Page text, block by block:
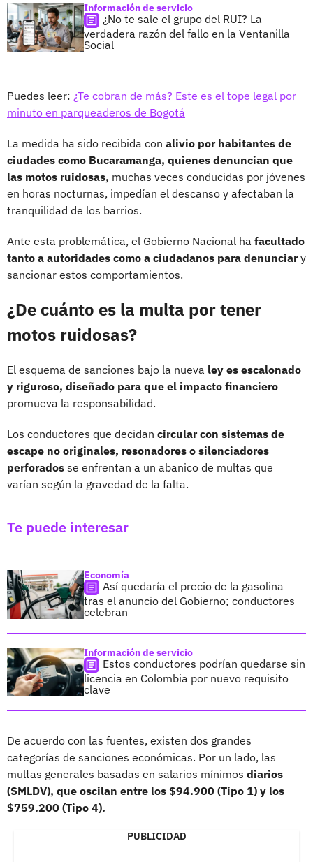
Información de servicio
¿No te sale el grupo del RUI? La
verdadera razón del fallo en la Ventanilla
Social
Puedes leer: ¿Te cobran de más? Este es el tope legal por
minuto en parqueaderos de Bogotá
La medida ha sido recibida con alivio por habitantes de
ciudades como Bucaramanga, quienes denuncian que
las motos ruidosas, muchas veces conducidas por jóvenes
en horas nocturnas, impedían el descanso y afectaban la
tranquilidad de los barrios.
Ante esta problemática, el Gobierno Nacional ha facultado
tanto a autoridades como a ciudadanos para denunciary
sancionar estos comportamientos.
¿De cuánto es la multa por tener
motos ruidosas?
El esquema de sanciones bajo la nueva ley es escalonado
y riguroso, diseñado para que el impacto financiero
promueva la responsabilidad.
Los conductores que decidan circular con sistemas de
escape no originales, resonadores o silenciadores
perforados se enfrentan a un abanico de multas que
varían según la gravedad de la falta.
Te puede interesar
Economía
Así quedaría el precio de la gasolina
tras el anuncio del Gobierno; conductores
celebran
Información de servicio
Estos conductores podrían quedarse sin
licencia en Colombia por nuevo requisito
clave
De acuerdo con las fuentes, existen dos grandes
categorías de sanciones económicas. Por un lado, las
multas generales basadas en salarios mínimos diarios
(SMLDV), que oscilan entre los $94.900 (Tipo 1) y los
$759.200 (Tipo 4).
PUBLICIDAD